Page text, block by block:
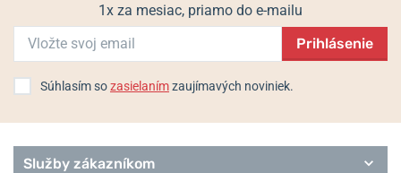
1x za mesiac, priamo do e-mailu
Prihlásenie
Súhlasím sozasielanímzaujímavých noviniek.
Služby zákazníkom